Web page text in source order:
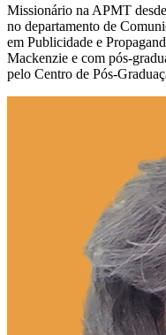
Missionário na APMT
no departamento de
em Publicidade e
Mackenzie e com pós-
pelo Centro de Pós-